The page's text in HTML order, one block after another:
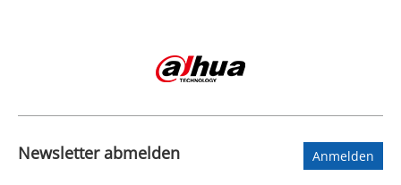
Newsletter abmelden Anmelden